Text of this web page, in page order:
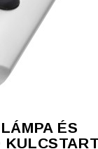
ÉS